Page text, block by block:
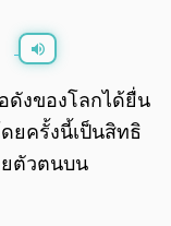
0:00/ 0:00
ดังของโลกได้ยื่น
ยครั้งนี้เป็นสิทธิ
ยตัวตนบน